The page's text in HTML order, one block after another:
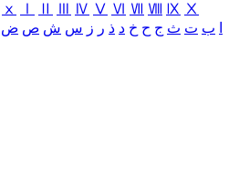
ⅹ Ⅳ Ⅴ Ⅵ Ⅶ Ⅷ Ⅸ Ⅹ
ب ت ث ج ح خ د ذ ر ز س ش ص ض